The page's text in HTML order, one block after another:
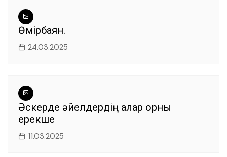
Өмірбаян.
24.03.2025
Әскерде әйелдердің алар орны
ерекше
11.03.2025